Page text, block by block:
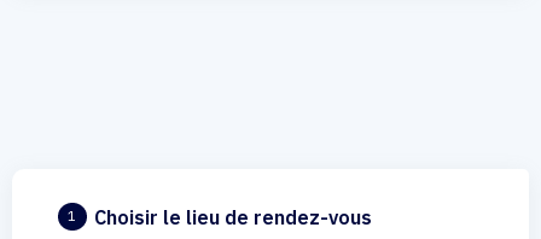
1 Choisir le lieu de rendez-vous